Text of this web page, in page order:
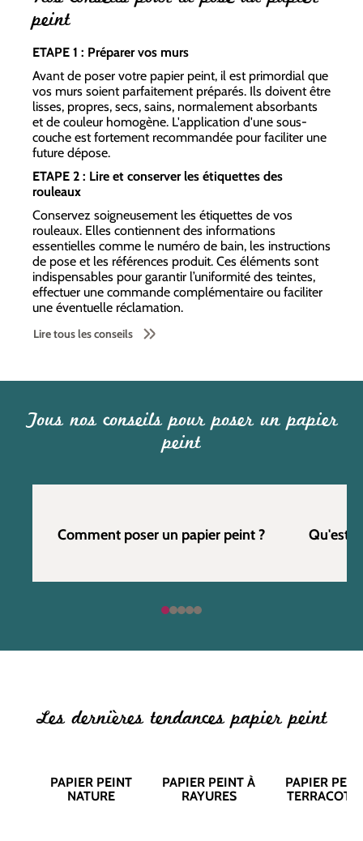
peint
ETAPE 1 : Préparer vos murs
Avant de poser votre papier peint, il est primordial que
vos murs soient parfaitement préparés. Ils doivent être
lisses, propres, secs, sains, normalement absorbants
et de couleur homogène. L'application d'une sous-
couche est fortement recommandée pour faciliter une
future dépose.
ETAPE 2 : Lire et conserver les étiquettes des
rouleaux
Conservez soigneusement les étiquettes de vos
rouleaux. Elles contiennent des informations
essentielles comme le numéro de bain, les instructions
de pose et les références produit. Ces éléments sont
indispensables pour garantir l’uniformité des teintes,
effectuer une commande complémentaire ou faciliter
une éventuelle réclamation.
Lire tous les conseils
Tous nos conseils pour poser un papier
peint
Comment poser un papier peint ? Qu'est
Les dernières tendances papier peint
PAPIER PEINT
NATURE
PAPIER PEINT À
RAYURES
PAPIER